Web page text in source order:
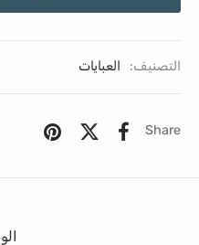
التصنيف: العبايات
Share